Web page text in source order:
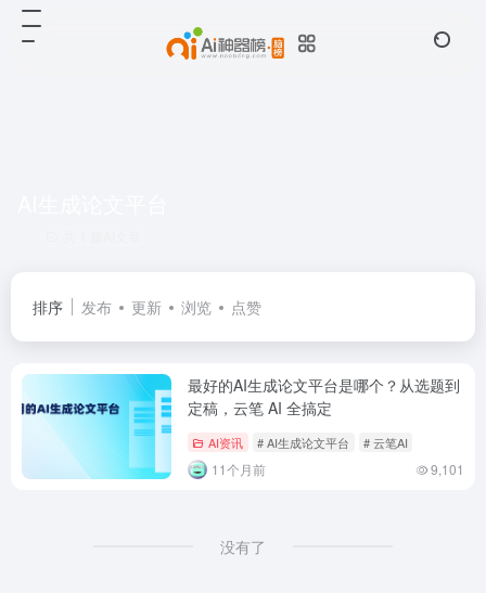
排序 发布 更新 浏览 点赞
最好的AI生成论文平台是哪个？从选题到
定稿，云笔 AI 全搞定
AI资讯 # AI生成论文平台 # 云笔AI
11个月前 9,101
没有了